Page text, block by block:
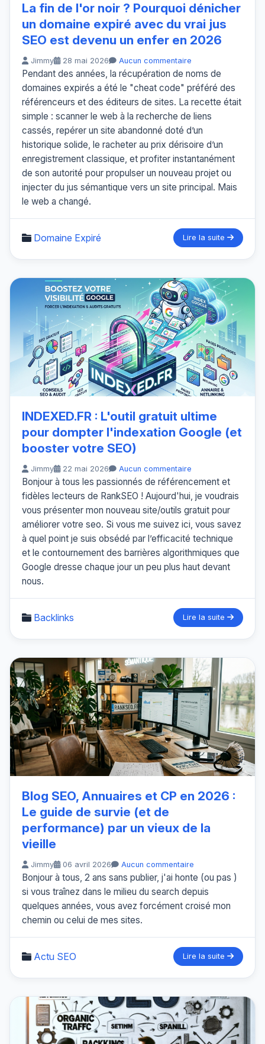
La fin de l'or noir ? Pourquoi dénicher
un domaine expiré avec du vrai jus
SEO est devenu un enfer en 2026
Jimmy 28 mai 2026 Aucun commentaire
Pendant des années, la récupération de noms de
domaines expirés a été le "cheat code" préféré des
référenceurs et des éditeurs de sites. La recette était
simple : scanner le web à la recherche de liens
cassés, repérer un site abandonné doté d’un
historique solide, le racheter au prix dérisoire d’un
enregistrement classique, et profiter instantanément
de son autorité pour propulser un nouveau projet ou
injecter du jus sémantique vers un site principal. Mais
le web a changé.
Domaine Expiré Lire la suite
INDEXED.FR : L'outil gratuit ultime
pour dompter l'indexation Google (et
booster votre SEO)
Jimmy 22 mai 2026 Aucun commentaire
Bonjour à tous les passionnés de référencement et
fidèles lecteurs de RankSEO ! Aujourd'hui, je voudrais
vous présenter mon nouveau site/outils gratuit pour
améliorer votre seo. Si vous me suivez ici, vous savez
à quel point je suis obsédé par l’efficacité technique
et le contournement des barrières algorithmiques que
Google dresse chaque jour un peu plus haut devant
nous.
Backlinks Lire la suite
Blog SEO, Annuaires et CP en 2026 :
Le guide de survie (et de
performance) par un vieux de la
vieille
Jimmy 06 avril 2026 Aucun commentaire
Bonjour à tous, 2 ans sans publier, j'ai honte (ou pas )
si vous traînez dans le milieu du search depuis
quelques années, vous avez forcément croisé mon
chemin ou celui de mes sites.
Actu SEO Lire la suite